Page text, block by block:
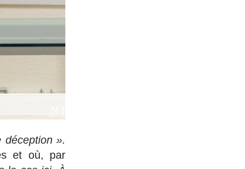
déception ».
et où, par